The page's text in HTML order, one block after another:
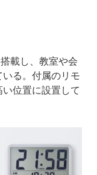
載し、教室や会
る。付属のリモ
位置に設置して